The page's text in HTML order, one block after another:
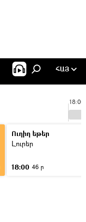
ՀԱՅ
18:00
Ուղիղ եթեր
Լուրեր
18:00 46 ր